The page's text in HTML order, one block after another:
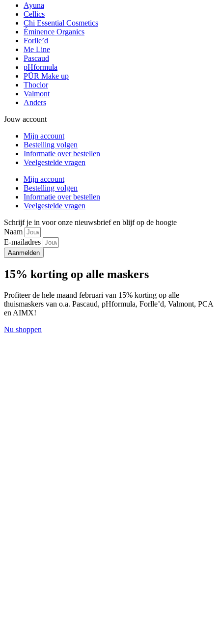
Ayuna
Cellics
Chi Essential Cosmetics
Éminence Organics
Forlle’d
Me Line
Pascaud
pHformula
PÜR Make up
Thoclor
Valmont
Anders
Jouw account
Mijn account
Bestelling volgen
Informatie over bestellen
Veelgestelde vragen
Mijn account
Bestelling volgen
Informatie over bestellen
Veelgestelde vragen
Schrijf je in voor onze nieuwsbrief en blijf op de hoogte
Naam
E-mailadres
Aanmelden
15% korting op alle maskers
Profiteer de hele maand februari van 15% korting op alle
thuismaskers van o.a. Pascaud, pHformula, Forlle’d, Valmont, PCA
en AIMX!
Nu shoppen